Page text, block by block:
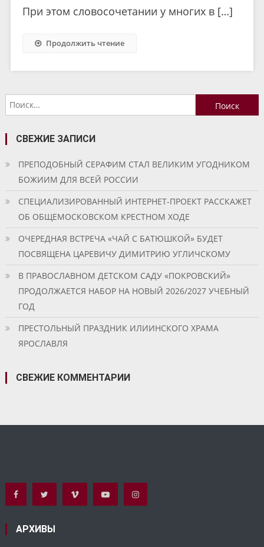
При этом словосочетании у многих в […]
Продолжить чтение
Найти:
СВЕЖИЕ ЗАПИСИ
ПРЕПОДОБНЫЙ СЕРАФИМ СТАЛ ВЕЛИКИМ УГОДНИКОМ
БОЖИИМ ДЛЯ ВСЕЙ РОССИИ
СПЕЦИАЛИЗИРОВАННЫЙ ИНТЕРНЕТ-ПРОЕКТ РАССКАЖЕТ
ОБ ОБЩЕМОСКОВСКОМ КРЕСТНОМ ХОДЕ
ОЧЕРЕДНАЯ ВСТРЕЧА «ЧАЙ С БАТЮШКОЙ» БУДЕТ
ПОСВЯЩЕНА ЦАРЕВИЧУ ДИМИТРИЮ УГЛИЧСКОМУ
В ПРАВОСЛАВНОМ ДЕТСКОМ САДУ «ПОКРОВСКИЙ»
ПРОДОЛЖАЕТСЯ НАБОР НА НОВЫЙ 2026/2027 УЧЕБНЫЙ
ГОД
ПРЕСТОЛЬНЫЙ ПРАЗДНИК ИЛИИНСКОГО ХРАМА
ЯРОСЛАВЛЯ
СВЕЖИЕ КОММЕНТАРИИ
АРХИВЫ